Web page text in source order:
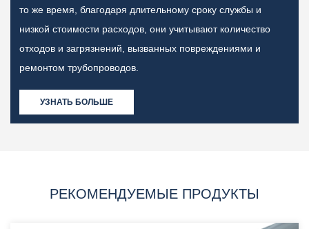
то же время, благодаря длительному сроку службы и
низкой стоимости расходов, они учитывают количество
отходов и загрязнений, вызванных повреждениями и
ремонтом трубопроводов.
УЗНАТЬ БОЛЬШЕ
РЕКОМЕНДУЕМЫЕ ПРОДУКТЫ